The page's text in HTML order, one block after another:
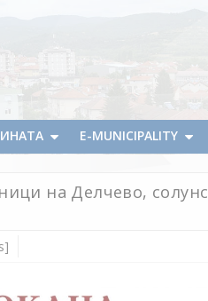
E-MUNICIPALITY
на Делчево,